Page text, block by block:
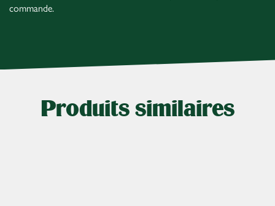
commande.
Produits similaires